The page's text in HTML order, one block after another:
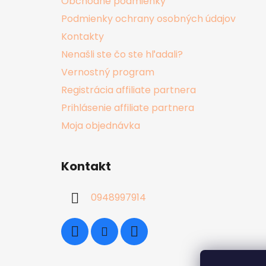
Podmienky ochrany osobných údajov
Kontakty
Nenašli ste čo ste hľadali?
Vernostný program
Registrácia affiliate partnera
Prihlásenie affiliate partnera
Moja objednávka
Kontakt
0948997914